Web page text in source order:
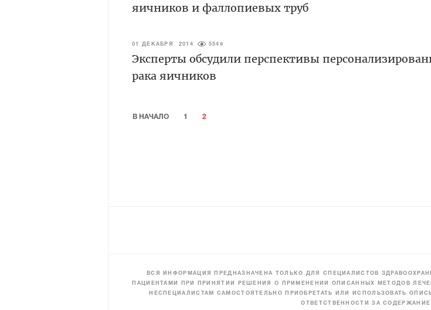
яичников и фаллопиевых труб
01 ДЕКАБРЯ 2014 5549
Эксперты обсудили перспективы
рака яичников
В НАЧАЛО 1 2
ВСЯ ИНФОРМАЦИЯ ПРЕДНАЗНАЧЕНА ТОЛЬКО ДЛЯ СПЕЦИАЛИСТОВ
ПАЦИЕНТАМИ ПРИ ПРИНЯТИИ РЕШЕНИЯ О ПРИМЕНЕНИИ ОПИСАННЫХ МЕТОДОВ
НЕСПЕЦИАЛИСТАМ САМОСТОЯТЕЛЬНО ПРИОБРЕТАТЬ ИЛИ ИСПОЛЬЗОВАТЬ
ОТВЕТСТВЕННОСТИ ЗА